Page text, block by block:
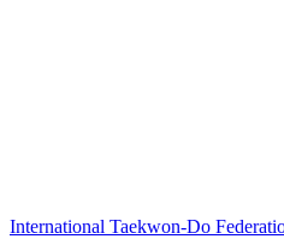
International Taekwon‑Do